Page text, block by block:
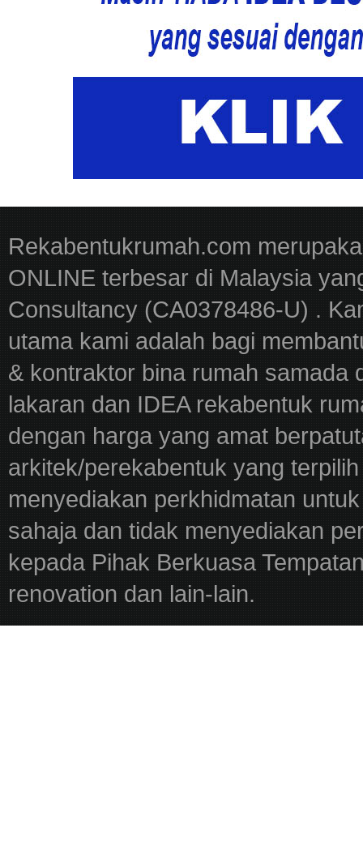
Rekabentukrumah.com
ONLINE terbesar di Malaysia
Consultancy (CA0378486-U) .
utama kami adalah bagi
& kontraktor bina rumah samada
lakaran dan IDEA rekabentuk
dengan harga yang amat
arkitek/perekabentuk yang
menyediakan perkhidmatan
sahaja dan tidak menyediakan
kepada Pihak Berkuasa
renovation dan lain-lain.